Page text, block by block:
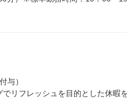
与）
リフレッシュを目的とした休暇